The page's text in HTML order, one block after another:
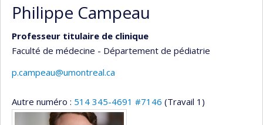
Philippe Campeau
Professeur titulaire de clinique
Faculté de médecine - Département de pédiatrie
p.campeau@umontreal.ca
Autre numéro : 514 345-4691 #7146 (Travail 1)
Médias